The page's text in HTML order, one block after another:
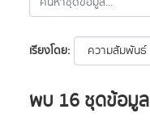
เรียงโดย
พบ 16 ชุดข้อมูล